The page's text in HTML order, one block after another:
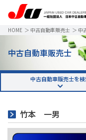
HOME ＞ 中古自動車販売士 ＞ 中
中古自動車販売士
中古自動車販売士を
竹本 一男